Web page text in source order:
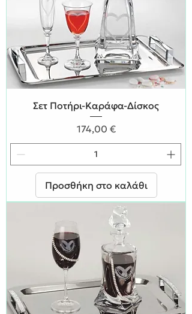
Σετ Ποτήρι-Καράφα-Δίσκος
Τιμή
174,00 €
Προσθήκη στο καλάθι